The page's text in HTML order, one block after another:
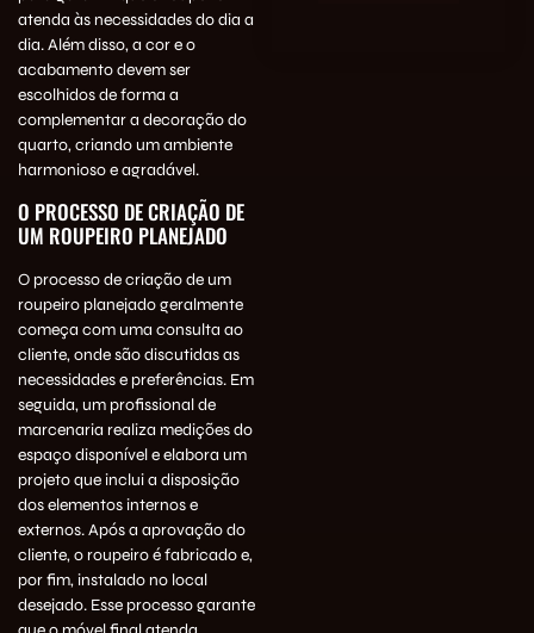
atenda às necessidades do dia a
dia. Além disso, a cor e o
acabamento devem ser
escolhidos de forma a
complementar a decoração do
quarto, criando um ambiente
harmonioso e agradável.
O PROCESSO DE CRIAÇÃO DE
UM ROUPEIRO PLANEJADO
O processo de criação de um
roupeiro planejado geralmente
começa com uma consulta ao
cliente, onde são discutidas as
necessidades e preferências. Em
seguida, um profissional de
marcenaria realiza medições do
espaço disponível e elabora um
projeto que inclui a disposição
dos elementos internos e
externos. Após a aprovação do
cliente, o roupeiro é fabricado e,
por fim, instalado no local
desejado. Esse processo garante